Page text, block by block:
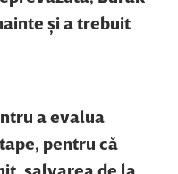
şi a trebuit
a evalua
pentru că
salvarea de la